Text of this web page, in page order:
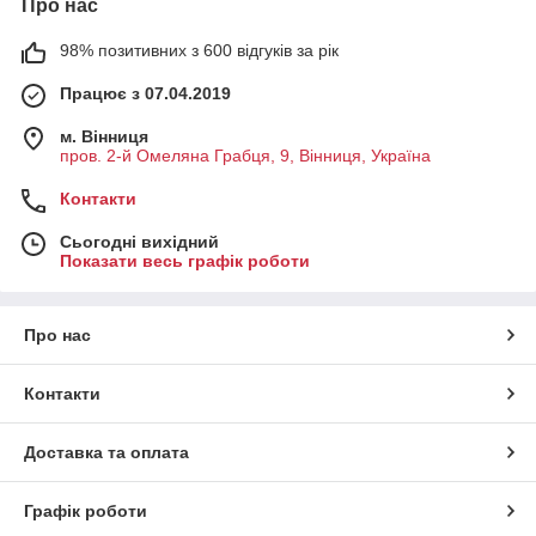
Про нас
98% позитивних з 600 відгуків за рік
Працює з 07.04.2019
м. Вінниця
пров. 2-й Омеляна Грабця, 9, Вінниця, Україна
Контакти
Сьогодні вихідний
Показати весь графік роботи
Про нас
Контакти
Доставка та оплата
Графік роботи